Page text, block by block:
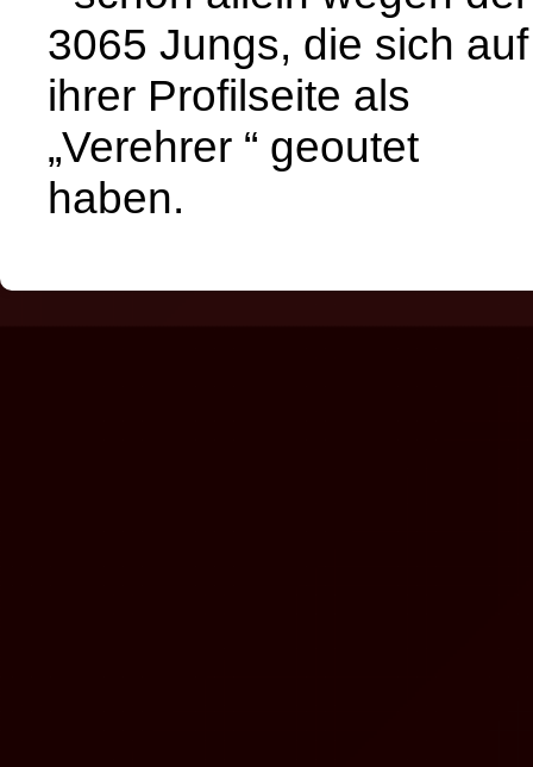
3065 Jungs, die sich auf
ihrer Profilseite als
„Verehrer “ geoutet
haben.